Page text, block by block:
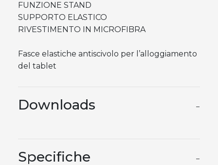
FUNZIONE STAND
SUPPORTO ELASTICO
RIVESTIMENTO IN MICROFIBRA
Fasce elastiche antiscivolo per l’alloggiamento
del tablet
Downloads −
Specifiche −